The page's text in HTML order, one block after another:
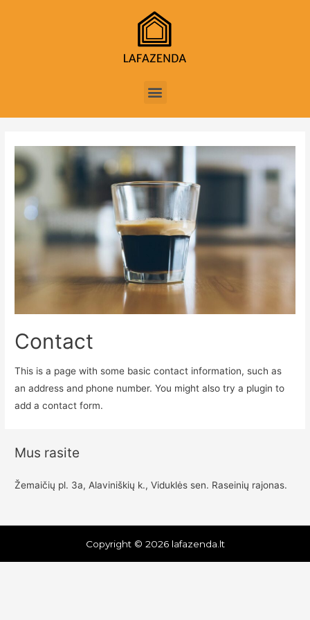
Contact
This is a page with some basic contact information, such as
an address and phone number. You might also try a plugin to
add a contact form.
Mus rasite
Žemaičių pl. 3a, Alaviniškių k., Viduklės sen. Raseinių rajonas.
Copyright © 2026 lafazenda.lt